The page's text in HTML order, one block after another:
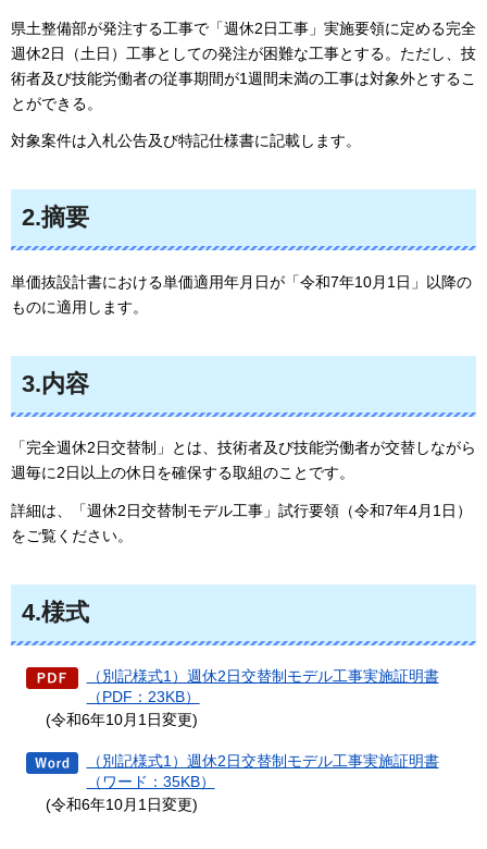
県土整備部が発注する工事で「週休2日工事」実施要領に定める完全
週休2日（土日）工事としての発注が困難な工事とする。ただし、技
術者及び技能労働者の従事期間が1週間未満の工事は対象外とするこ
とができる。
対象案件は入札公告及び特記仕様書に記載します。
2.摘要
単価抜設計書における単価適用年月日が「令和7年10月1日」以降の
ものに適用します。
3.内容
「完全週休2日交替制」とは、技術者及び技能労働者が交替しながら
週毎に2日以上の休日を確保する取組のことです。
詳細は、「週休2日交替制モデル工事」試行要領（令和7年4月1日）
をご覧ください。
4.様式
（別記様式1）週休2日交替制モデル工事実施証明書
（PDF：23KB）
(令和6年10月1日変更)
（別記様式1）週休2日交替制モデル工事実施証明書
（ワード：35KB）
(令和6年10月1日変更)